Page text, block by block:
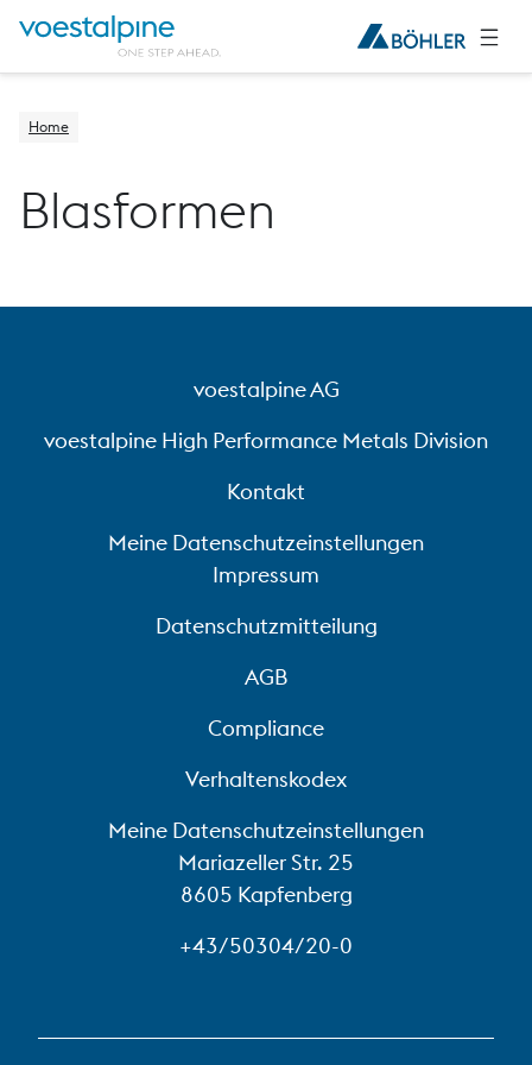
Home
Blasformen
voestalpine AG
voestalpine High Performance Metals Division
Kontakt
Meine Datenschutzeinstellungen
Impressum
Datenschutzmitteilung
AGB
Compliance
Verhaltenskodex
Meine Datenschutzeinstellungen
Mariazeller Str. 25
8605 Kapfenberg
+43/50304/20-0